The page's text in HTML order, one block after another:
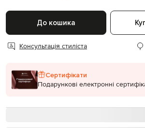
До кошика
Консультація стиліста
Сертифікати
Подарункові електронні